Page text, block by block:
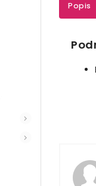
Popis